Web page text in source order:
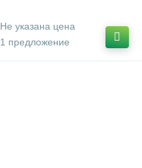
Не указана цена
1 предложение